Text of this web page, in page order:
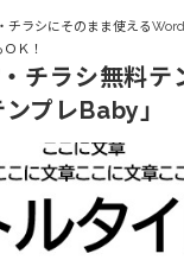
チラシにそのまま使える
Ｋ！
チラシ無料テ
プレBaby」